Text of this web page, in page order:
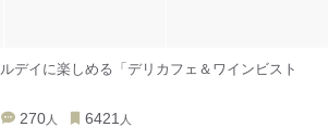
デイに楽しめる「デリカフェ＆ワインビスト
270 人 6421 人